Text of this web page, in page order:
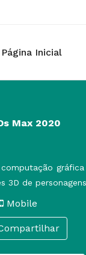
Página Inicial
Max 2020
3D de
Mobile